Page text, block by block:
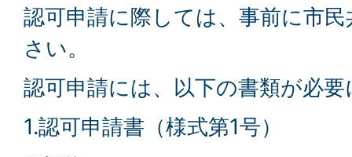
認可申請に際しては、事前に市
さい。
認可申請には、以下の書類が必
1.認可申請書（様式第1号）